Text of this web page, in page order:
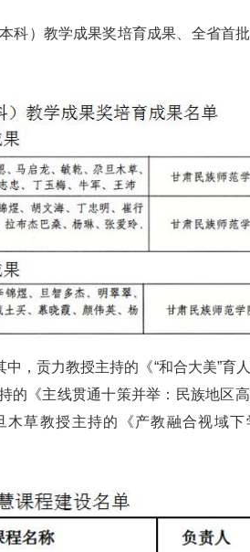
科）教学成果奖培育成果、全省首
中，贡力教授主持的《“和合大美”育
的《主线贯通十策并举：民族地区
草教授主持的《产教融合视域下